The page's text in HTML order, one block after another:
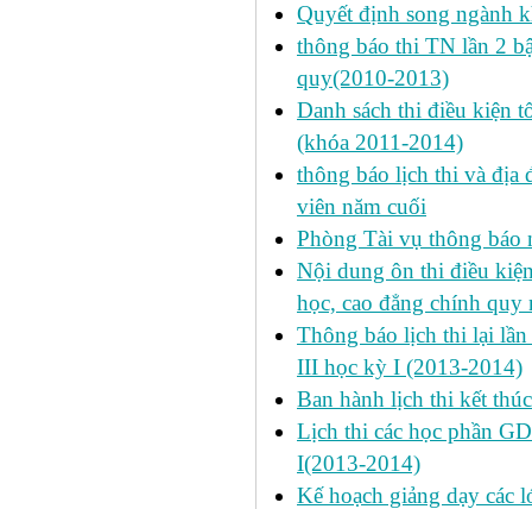
Quyết định song ngành
thông báo thi TN lần 2
quy(2010-2013)
Danh sách thi điều kiện
(khóa 2011-2014)
thông báo lịch thi và địa
viên năm cuối
Phòng Tài vụ thông báo
Nội dung ôn thi điều
học, cao đẳng chính quy
Thông báo lịch thi lại
III học kỳ I (2013-2014)
Ban hành lịch thi kết
Lịch thi các học phần
I(2013-2014)
Kế hoạch giảng dạy các